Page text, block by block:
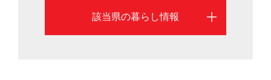
該当県の暮らし情報